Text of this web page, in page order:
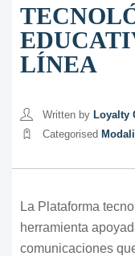
LÍNEA
Written by Loyalty
Categorised
La Plataforma
herramienta
comunicaciones